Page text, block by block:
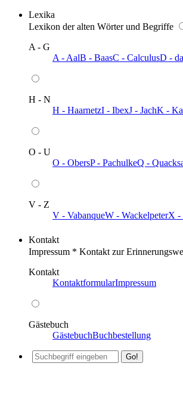
Lexika
Lexikon der alten Wörter und Begriffe
A - G
A - AalB - BaasC - CalculusD -
H - N
H - HaarnetzI - IbexJ - JachK -
O - U
O - ObersP - PachulkeQ -
V - Z
V - VabanqueW - WackelpeterX -
Kontakt
Impressum * Kontakt zur
Kontakt
KontaktformularImpressum
Gästebuch
GästebuchBuchbestellung